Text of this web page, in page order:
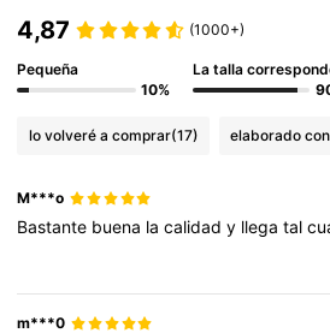
4,87 (1000+)
Pequeña
10%
La talla
lo volveré a comprar(17) elaborado
M***o
Bastante buena lacalidady llegatal
m***0